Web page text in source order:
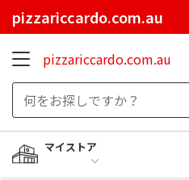
pizzariccardo.com.au
pizzariccardo.com.au
マイストア